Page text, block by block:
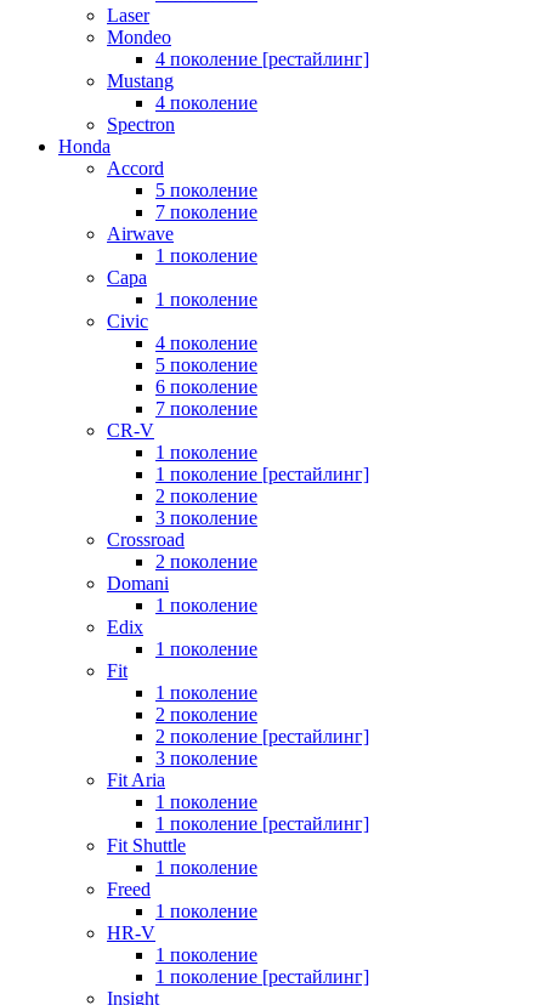
Laser
Mondeo
4 поколение [рестайлинг]
Mustang
4 поколение
Spectron
Honda
Accord
5 поколение
7 поколение
Airwave
1 поколение
Capa
1 поколение
Civic
4 поколение
5 поколение
6 поколение
7 поколение
CR-V
1 поколение
1 поколение [рестайлинг]
2 поколение
3 поколение
Crossroad
2 поколение
Domani
1 поколение
Edix
1 поколение
Fit
1 поколение
2 поколение
2 поколение [рестайлинг]
3 поколение
Fit Aria
1 поколение
1 поколение [рестайлинг]
Fit Shuttle
1 поколение
Freed
1 поколение
HR-V
1 поколение
1 поколение [рестайлинг]
Insight